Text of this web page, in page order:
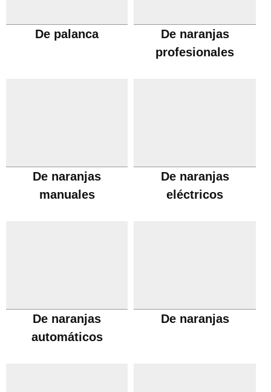
De palanca
De naranjas
profesionales
De naranjas
manuales
De naranjas
eléctricos
De naranjas
automáticos
De naranjas